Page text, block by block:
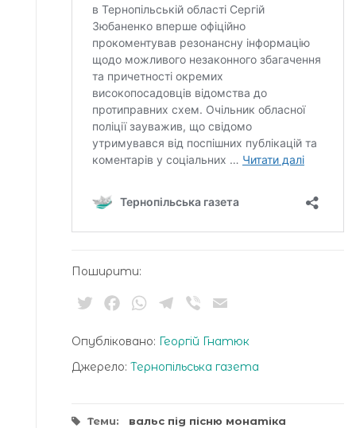
Поширити:
TwitterFacebookWhatsApp
Telegram
Viber
Опубліковано: Георгій Гнатюк
Джерело: Тернопільська газета
Теми: вальс під пісню монатіка